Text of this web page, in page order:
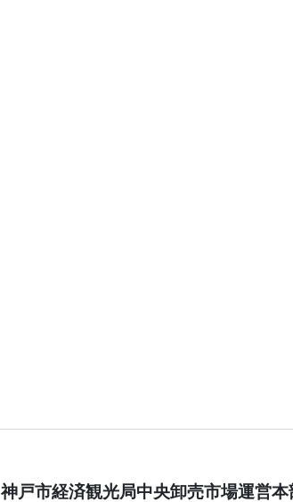
神戸市経済観光局中央卸売市場運営